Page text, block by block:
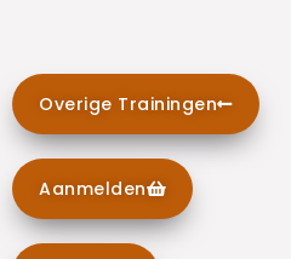
Overige Trainingen
Aanmelden